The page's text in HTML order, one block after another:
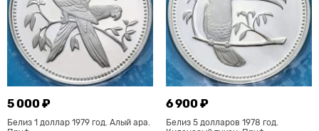
5 000 ₽
Белиз 1 доллар 1979 год. Алый ара.
6 900 ₽
Белиз 5 долларов 1978 год.